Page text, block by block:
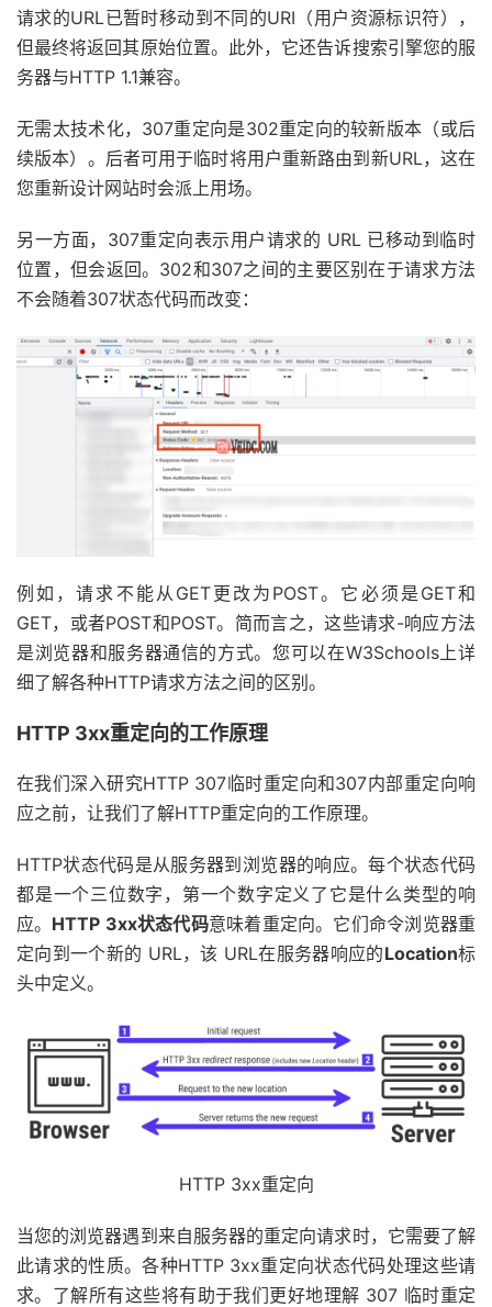
请求的URL已暂时移动到不同的URI（用户资源标识符），
但最终将返回其原始位置。此外，它还告诉搜索引擎您的服
务器与HTTP 1.1兼容。
无需太技术化，307重定向是302重定向的较新版本（或后
续版本）。后者可用于临时将用户重新路由到新URL，这在
您重新设计网站时会派上用场。
另一方面，307重定向表示用户请求的 URL 已移动到临时
位置，但会返回。302和307之间的主要区别在于请求方法
不会随着307状态代码而改变：
例如，请求不能从GET更改为POST。它必须是GET和
GET，或者POST和POST。简而言之，这些请求-响应方法
是浏览器和服务器通信的方式。您可以在W3Schools上详
细了解各种HTTP请求方法之间的区别。
HTTP 3xx重定向的工作原理
在我们深入研究HTTP 307临时重定向和307内部重定向响
应之前，让我们了解HTTP重定向的工作原理。
HTTP状态代码是从服务器到浏览器的响应。每个状态代码
都是一个三位数字，第一个数字定义了它是什么类型的响
应。 HTTP 3xx状态代码意味着重定向。它们命令浏览器重
定向到一个新的 URL，该 URL在服务器响应的Location标
头中定义。
HTTP 3xx重定向
当您的浏览器遇到来自服务器的重定向请求时，它需要了解
此请求的性质。各种HTTP 3xx重定向状态代码处理这些请
求。了解所有这些将有助于我们更好地理解 307 临时重定